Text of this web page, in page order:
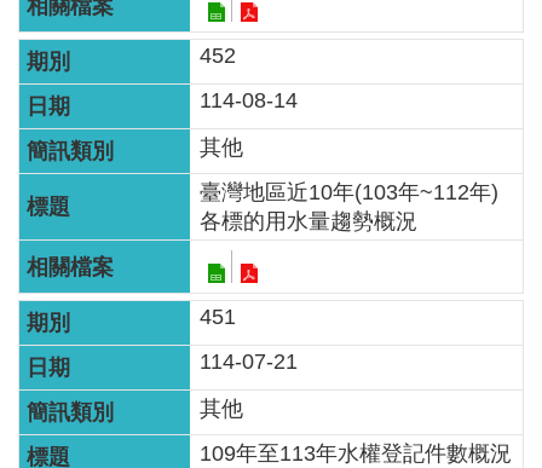
452
114-08-14
其他
臺灣地區近10年(103年~112年)
各標的用水量趨勢概況
451
114-07-21
其他
109年至113年水權登記件數概況